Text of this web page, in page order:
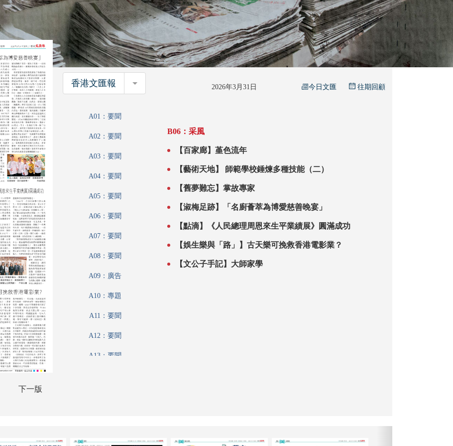
下一版
香港文匯報 香港文匯報 2026年3月31日 今日文匯 往期回顧
A01：要聞
A02：要聞
A03：要聞
A04：要聞
A05：要聞
A06：要聞
A07：要聞
A08：要聞
A09：廣告
A10：專題
A11：要聞
A12：要聞
A13：要聞
B06：采風
【百家廊】堇色流年
【藝術天地】 師範學校錘煉多種技能（二）
【舊夢難忘】掌故專家
【淑梅足跡】「名廚薈萃為博愛慈善晚宴」
【點滴】《人民總理周恩來生平業績展》圓滿成功
【娛生樂與「路」】古天樂可挽救香港電影業？
【文公子手記】大師家學